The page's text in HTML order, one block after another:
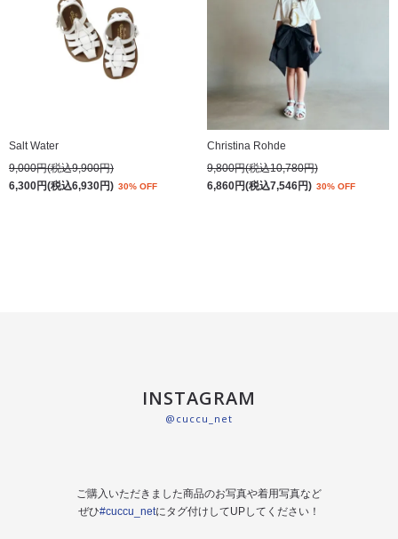
Salt Water
9,000円(税込9,900円)
6,300円(税込6,930円) 30% OFF
Christina Rohde
9,800円(税込10,780円)
6,860円(税込7,546円) 30% OFF
INSTAGRAM
@cuccu_net
ご購入いただきました商品のお写真や着用写真など
ぜひ#cuccu_netにタグ付けしてUPしてください！